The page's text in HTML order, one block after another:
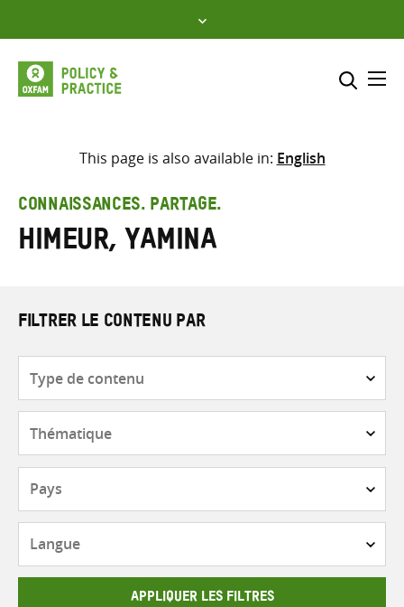
to
content
Sélectionner l’emplacement
Saisir
les
termes
This page is also available in: English
CONNAISSANCES. PARTAGE.
Himeur, Yamina
FILTRER LE CONTENU PAR
contenu
APPLIQUER LES FILTRES